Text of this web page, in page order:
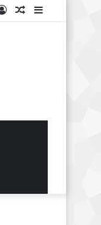
Kenar
Rastgele
Kayıt